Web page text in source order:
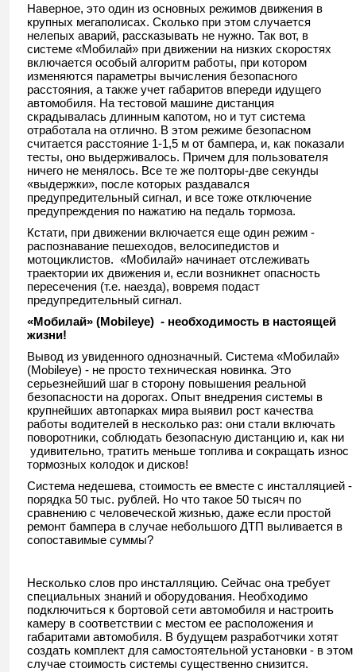
Наверное, это один из основных режимов движения в
крупных мегаполисах. Сколько при этом случается
нелепых аварий, рассказывать не нужно. Так вот, в
системе «Мобилай» при движении на низких скоростях
включается особый алгоритм работы, при котором
изменяются параметры вычисления безопасного
расстояния, а также учет габаритов впереди идущего
автомобиля. На тестовой машине дистанция
скрадывалась длинным капотом, но и тут система
отработала на отлично. В этом режиме безопасном
считается расстояние 1-1,5 м от бампера, и, как показали
тесты, оно выдерживалось. Причем для пользователя
ничего не менялось. Все те же полторы-две секунды
«выдержки», после которых раздавался
предупредительный сигнал, и все тоже отключение
предупреждения по нажатию на педаль тормоза.
Кстати, при движении включается еще один режим -
распознавание пешеходов, велосипедистов и
мотоциклистов. «Мобилай» начинает отслеживать
траектории их движения и, если возникнет опасность
пересечения (т.е. наезда), вовремя подаст
предупредительный сигнал.
«Мобилай» (Mobileye) - необходимость в настоящей
жизни!
Вывод из увиденного однозначный. Система «Мобилай»
(Mobileye) - не просто техническая новинка. Это
серьезнейший шаг в сторону повышения реальной
безопасности на дорогах. Опыт внедрения системы в
крупнейших автопарках мира выявил рост качества
работы водителей в несколько раз: они стали включать
поворотники, соблюдать безопасную дистанцию и, как ни
удивительно, тратить меньше топлива и сокращать износ
тормозных колодок и дисков!
Система недешева, стоимость ее вместе с инсталляцией -
порядка 50 тыс. рублей. Но что такое 50 тысяч по
сравнению с человеческой жизнью, даже если простой
ремонт бампера в случае небольшого ДТП выливается в
сопоставимые суммы?
Несколько слов про инсталляцию. Сейчас она требует
специальных знаний и оборудования. Необходимо
подключиться к бортовой сети автомобиля и настроить
камеру в соответствии с местом ее расположения и
габаритами автомобиля. В будущем разработчики хотят
создать комплект для самостоятельной установки - в этом
случае стоимость системы существенно снизится.